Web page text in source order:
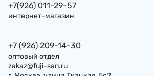
+7(926) 011-29-57
интернет-магазин
+7 (926) 209-14-30
оптовый отдел
zakaz@fuji-san.ru